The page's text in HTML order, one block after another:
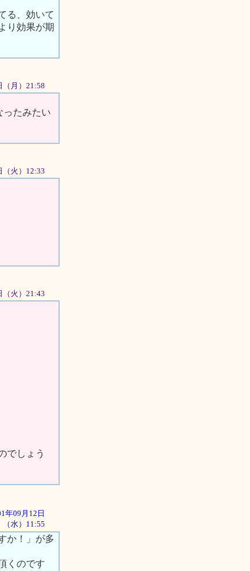
る、効いて
り効果が期
（月）21:58
ったみたい
（火）12:33
（火）21:43
でしょう
年09月12日
（水）11:55
か！」が多
くのです